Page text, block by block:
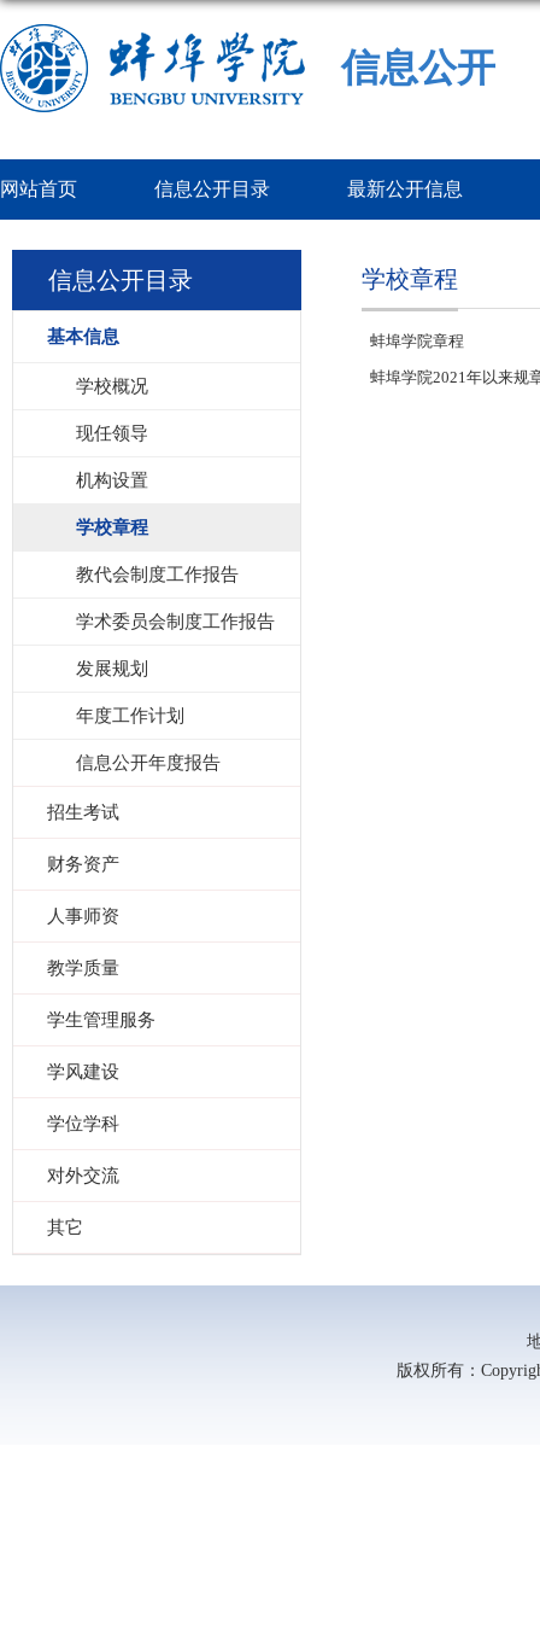
信息公开
网站首页 信息公开目录 最新公开信息
信息公开目录
基本信息
学校概况
现任领导
机构设置
学校章程
教代会制度工作报告
学术委员会制度工作报告
发展规划
年度工作计划
信息公开年度报告
招生考试
财务资产
人事师资
教学质量
学生管理服务
学风建设
学位学科
对外交流
其它
学校章程
蚌埠学院章程
蚌埠学院2021年以来规
版权所有：